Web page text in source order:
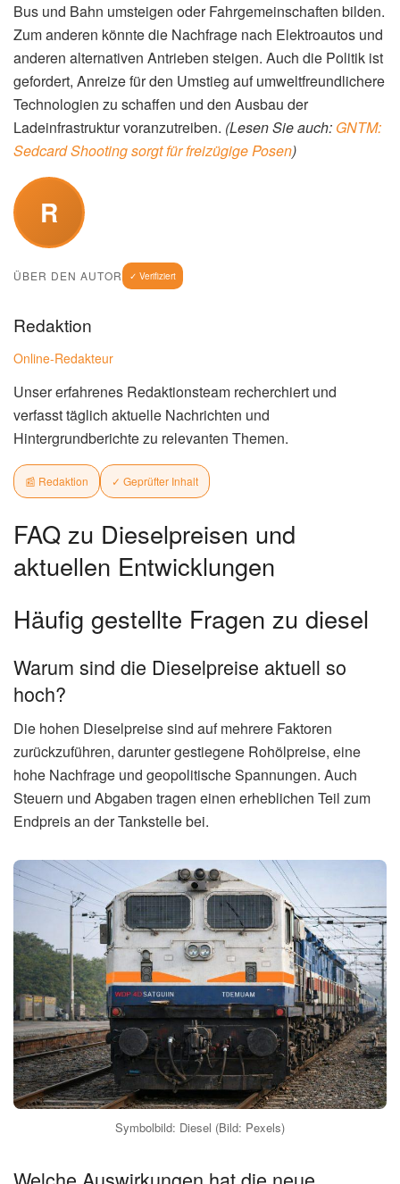
Bus und Bahn umsteigen oder Fahrgemeinschaften bilden.
Zum anderen könnte die Nachfrage nach Elektroautos und
anderen alternativen Antrieben steigen. Auch die Politik ist
gefordert, Anreize für den Umstieg auf umweltfreundlichere
Technologien zu schaffen und den Ausbau der
Ladeinfrastruktur voranzutreiben. (Lesen Sie auch: GNTM:
Sedcard Shooting sorgt für freizügige Posen)
R
ÜBER DEN AUTOR ✓ Verifiziert
Redaktion
Online-Redakteur
Unser erfahrenes Redaktionsteam recherchiert und
verfasst täglich aktuelle Nachrichten und
Hintergrundberichte zu relevanten Themen.
📰 Redaktion ✓ Geprüfter Inhalt
FAQ zu Dieselpreisen und
aktuellen Entwicklungen
Häufig gestellte Fragen zu diesel
Warum sind die Dieselpreise aktuell so
hoch?
Die hohen Dieselpreise sind auf mehrere Faktoren
zurückzuführen, darunter gestiegene Rohölpreise, eine
hohe Nachfrage und geopolitische Spannungen. Auch
Steuern und Abgaben tragen einen erheblichen Teil zum
Endpreis an der Tankstelle bei.
Symbolbild: Diesel (Bild: Pexels)